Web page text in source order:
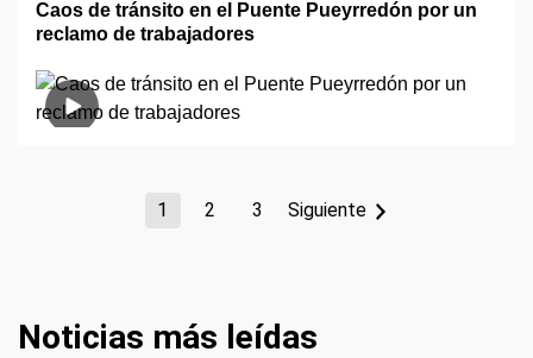
Caos de tránsito en el Puente Pueyrredón por un
reclamo de trabajadores
1 2 3 Siguiente
Noticias más leídas